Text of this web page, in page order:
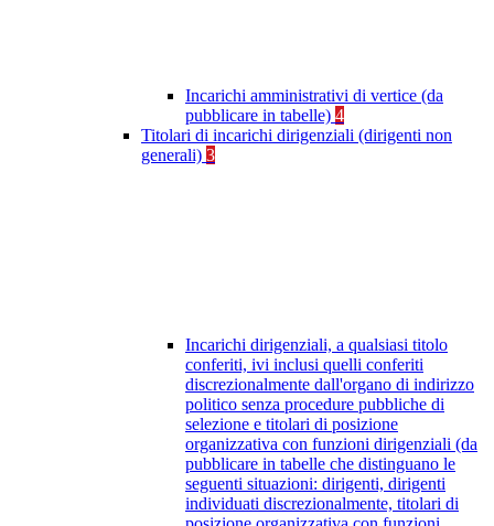
Incarichi amministrativi di vertice (da
pubblicare in tabelle) 4
Titolari di incarichi dirigenziali (dirigenti non
generali) 3
Incarichi dirigenziali, a qualsiasi titolo
conferiti, ivi inclusi quelli conferiti
discrezionalmente dall'organo di indirizzo
politico senza procedure pubbliche di
selezione e titolari di posizione
organizzativa con funzioni dirigenziali (da
pubblicare in tabelle che distinguano le
seguenti situazioni: dirigenti, dirigenti
individuati discrezionalmente, titolari di